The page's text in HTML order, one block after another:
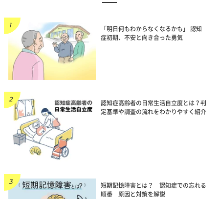
「明日何もわからなくなるかも」 認知
症初期、不安と向き合った勇気
認知症高齢者の日常生活自立度とは？判
定基準や調査の流れをわかりやすく紹介
短期記憶障害とは？ 認知症での忘れる
順番 原因と対策を解説